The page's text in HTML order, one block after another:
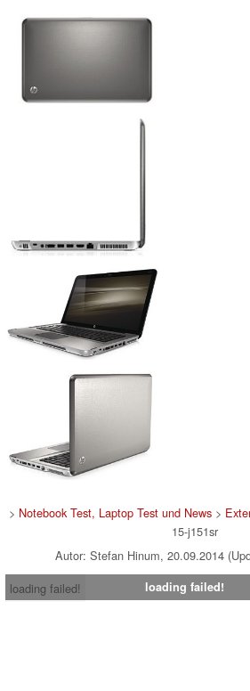
> Notebook Test, Laptop Test und News>
15-j151sr
Autor: Stefan Hinum, 20.09.2014
loading failed!
loading failed!